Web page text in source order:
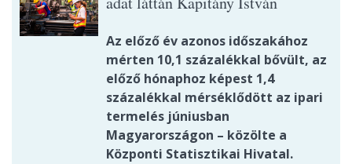
Az előző év azonos időszakához
mérten 10,1 százalékkal bővült, az
előző hónaphoz képest 1,4
százalékkal mérséklődött az ipari
termelés júniusban
Magyarországon – közölte a
Központi Statisztikai Hivatal.